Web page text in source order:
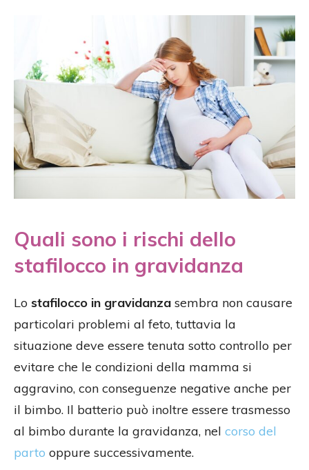
Quali sono i rischi dello
stafilocco in gravidanza
Lo stafilocco in gravidanza sembra non causare
particolari problemi al feto, tuttavia la
situazione deve essere tenuta sotto controllo per
evitare che le condizioni della mamma si
aggravino, con conseguenze negative anche per
il bimbo. Il batterio può inoltre essere trasmesso
al bimbo durante la gravidanza, nel corso del
parto oppure successivamente.